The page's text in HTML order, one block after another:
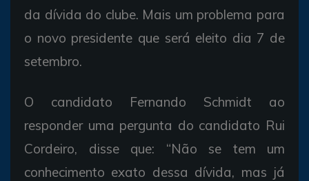
da dívida do clube. Mais um problema para
o novo presidente que será eleito dia 7 de
setembro.
O candidato Fernando Schmidt ao
responder uma pergunta do candidato Rui
Cordeiro, disse que: “Não se tem um
conhecimento exato dessa dívida, mas já